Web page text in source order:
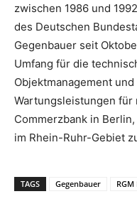
zwischen 1986 und
des Deutschen
Gegenbauer seit
Umfang für die
Objektmanagement
Wartungsleistungen für
Commerzbank in
im Rhein-Ruhr-Gebiet
TAGS Gegenbauer